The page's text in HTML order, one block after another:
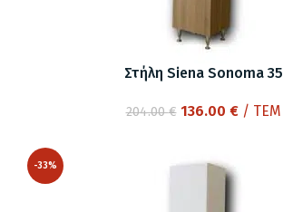
Στήλη Siena Sonoma 35
204.00€ Original
204.00 €.
136.00 €Η
/ ΤΕΜ
-33%